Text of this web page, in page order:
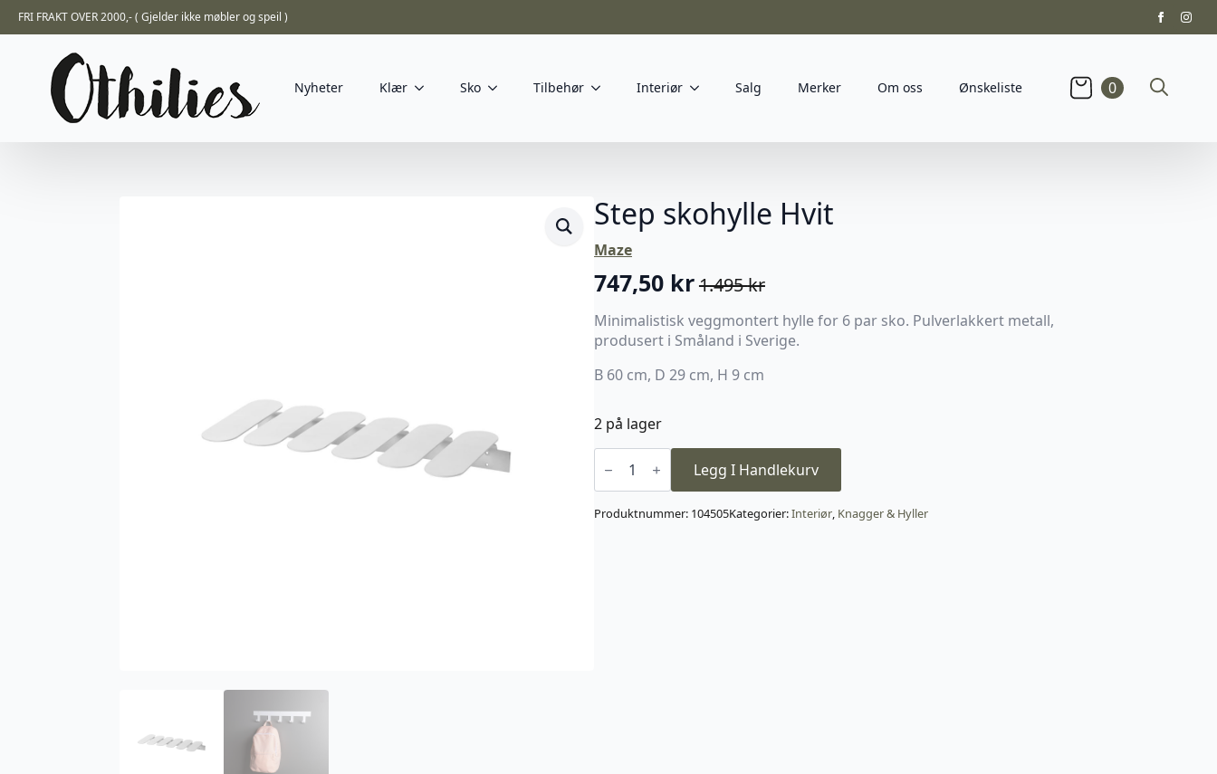
FRI FRAKT OVER 2000,- ( Gjelder ikke møbler og speil )
Nyheter Klær Sko Tilbehør Interiør Salg Merker Om oss Ønskeliste
0
for:
Step skohylle Hvit
Maze
1.495kr
Opprinnelig
pris
var:
1.495 kr.
747,50 kr
Nåværende
pris
er:
747,50 kr.
Minimalistisk veggmontert hylle for 6 par sko. Pulverlakkert metall,
produsert i Småland i Sverige.
B 60 cm, D 29 cm, H 9 cm
2 på lager
Step
skohylle
antall
Legg I Handlekurv
Produktnummer: 104505Kategorier:Interiør, Knagger & Hyller